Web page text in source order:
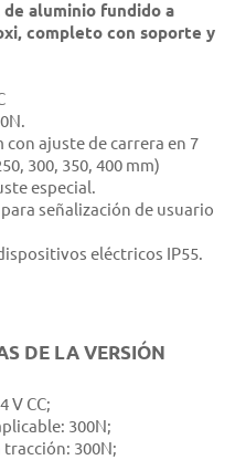
aluminio fundido a
completo con soporte y
con ajuste de carrera en 7
300, 350, 400 mm)
especial.
señalización de usuario
eléctricos IP55.
DE LA VERSIÓN
V CC;
300N;
tracción: 300N;